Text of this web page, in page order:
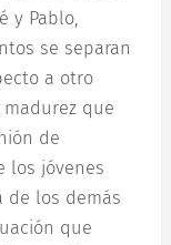
y Pablo,
se separan
a otro
que
de
los jóvenes
los demás
que